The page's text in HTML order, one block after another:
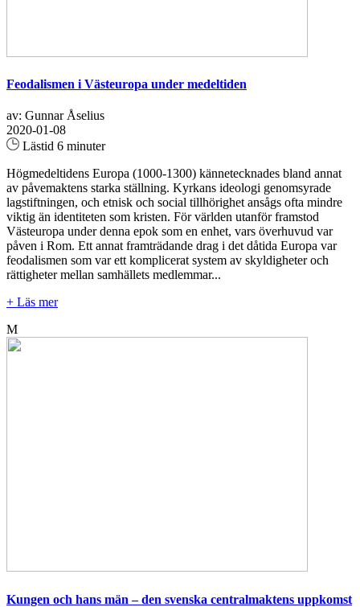
Feodalismen i Västeuropa under medeltiden
av: Gunnar Åselius
2020-01-08
Lästid 6 minuter
Högmedeltidens Europa (1000-1300) kännetecknades bland annat
av påvemaktens starka ställning. Kyrkans ideologi genomsyrade
lagstiftningen, och etnisk och social tillhörighet ansågs ofta mindre
viktig än identiteten som kristen. För världen utanför framstod
Västeuropa under denna epok som en enhet, vars överhuvud var
påven i Rom. Ett annat framträdande drag i det dåtida Europa var
feodalismen som var ett komplicerat system av skyldigheter och
rättigheter mellan samhällets medlemmar...
+ Läs mer
M
Kungen och hans män – den svenska centralmaktens uppkomst